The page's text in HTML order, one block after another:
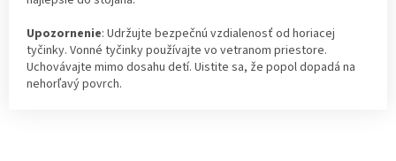
Upozornenie: Udržujte bezpečnú vzdialenosť od horiacej
tyčinky. Vonné tyčinky používajte vo vetranom priestore.
Uchovávajte mimo dosahu detí. Uistite sa, že popol dopadá na
nehorľavý povrch.